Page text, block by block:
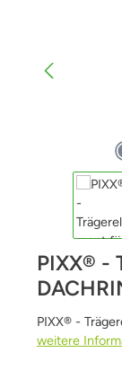
PIXX® -
PIXX® -
weitere